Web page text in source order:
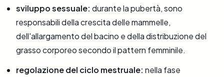
sviluppo sessuale: durante la pubertà, sono
responsabili della crescita delle mammelle,
dell'allargamento del bacino e della distribuzione del
grasso corporeo secondo il pattern femminile.
regolazione del ciclo mestruale: nella fase